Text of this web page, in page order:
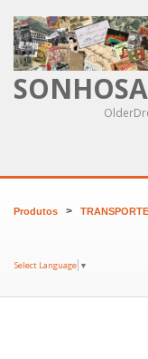
Produtos >
Select Language ▼